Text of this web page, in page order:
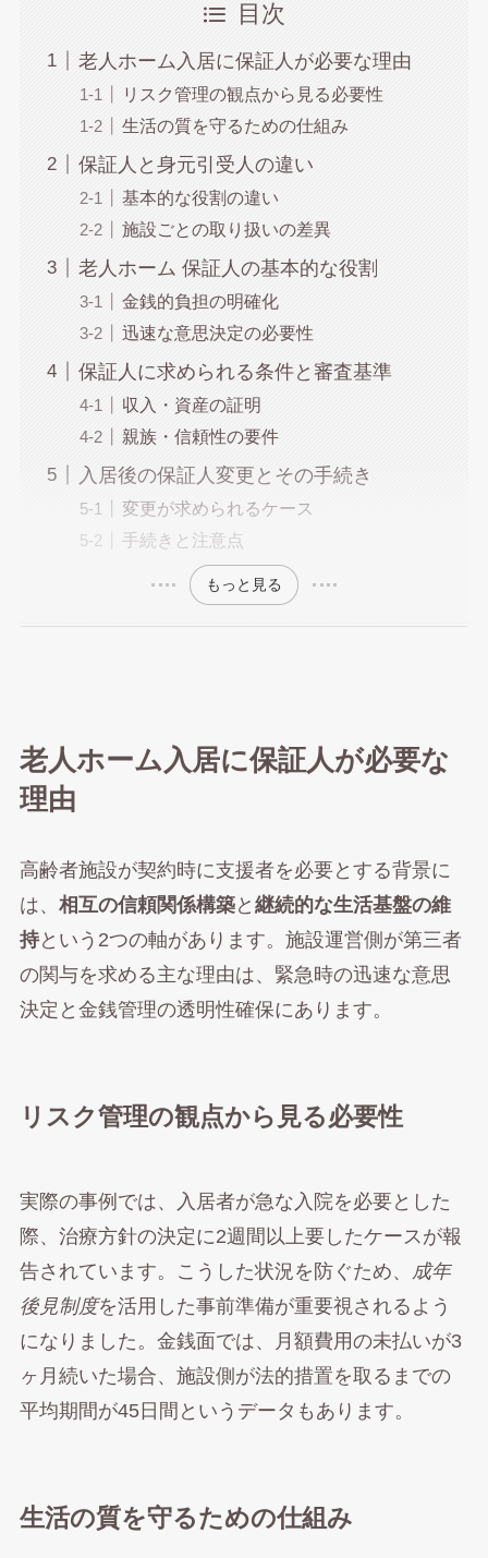
目次
老人ホーム入居に保証人が必要な理由
リスク管理の観点から見る必要性
生活の質を守るための仕組み
保証人と身元引受人の違い
基本的な役割の違い
施設ごとの取り扱いの差異
老人ホーム 保証人の基本的な役割
金銭的負担の明確化
迅速な意思決定の必要性
保証人に求められる条件と審査基準
収入・資産の証明
親族・信頼性の要件
入居後の保証人変更とその手続き
変更が求められるケース
手続きと注意点
もっと見る
老人ホーム入居に保証人が必要な
理由
高齢者施設が契約時に支援者を必要とする背景に
は、 相互の信頼関係構築と 継続的な生活基盤の維
持という2つの軸があります。施設運営側が第三者
の関与を求める主な理由は、緊急時の迅速な意思
決定と金銭管理の透明性確保にあります。
リスク管理の観点から見る必要性
実際の事例では、入居者が急な入院を必要とした
際、治療方針の決定に2週間以上要したケースが報
告されています。こうした状況を防ぐため、
成年
後見制度を活用した事前準備が重要視されるよう
になりました。金銭面では、月額費用の未払いが3
ヶ月続いた場合、施設側が法的措置を取るまでの
平均期間が45日間というデータもあります。
生活の質を守るための仕組み